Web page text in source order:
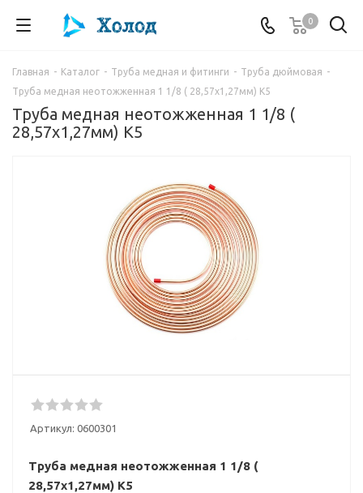
0
Главная - Каталог - Труба медная и фитинги - Труба дюймовая -
Труба медная неотожженная 1 1/8 ( 28,57x1,27мм) K5
Труба медная неотожженная 1 1/8 (
28,57x1,27мм) K5
Артикул: 0600301
Труба медная неотожженная 1 1/8 (
28,57x1,27мм) K5